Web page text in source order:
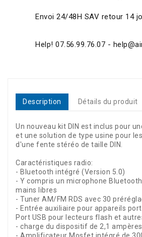
Envoi 24/48H SAV retour 14
Help! 07.56.99.76.07 -
Description Détails du produit
Un nouveau kit DIN est inclus pour
et une solution de type usine pour
d'une fente stéréo de taille DIN.
Caractéristiques radio:
- Bluetooth intégré (Version 5.0)
- Y compris un microphone
mains libres
- Tuner AM/FM RDS avec 30
- Entrée auxiliaire pour appareils
Port USB pour lecteurs flash et
- charge du dispositif de 2,1 ampères